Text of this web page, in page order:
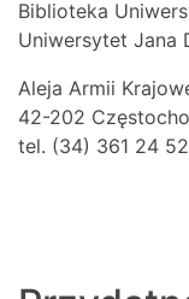
Biblioteka
Uniwersytet Jana
Aleja Armii
42-202
tel. (34) 361 24 52